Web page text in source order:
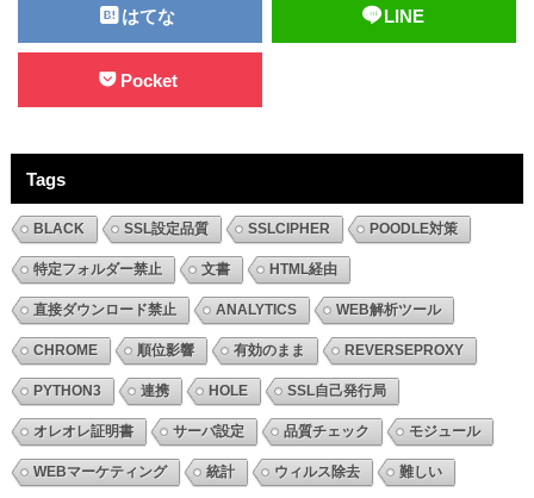
はてな LINE
Pocket
Tags
BLACK SSL設定品質 SSLCIPHER POODLE対策
特定フォルダー禁止 文書 HTML経由
直接ダウンロード禁止 ANALYTICS WEB解析ツール
CHROME 順位影響 有効のまま REVERSEPROXY
PYTHON3 連携 HOLE SSL自己発行局
オレオレ証明書 サーバ設定 品質チェック モジュール
WEBマーケティング 統計 ウィルス除去 難しい